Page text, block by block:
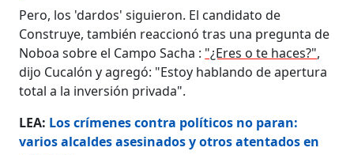
Pero, los 'dardos' siguieron. El candidato de
Construye, también reaccionó tras una pregunta de
Noboa sobre el Campo Sacha : "¿Eres o te haces?",
dijo Cucalón y agregó: "Estoy hablando de apertura
total a la inversión privada".
LEA: Los crímenes contra políticos no paran:
varios alcaldes asesinados y otros atentados en